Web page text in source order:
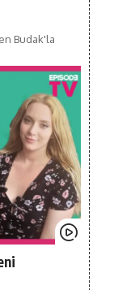
Budak'la